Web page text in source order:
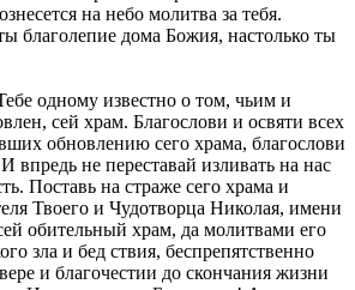
на небо молитва за тебя.
благолепие дома Божия, настолько ты
одному известно о том, чьим и
сей храм. Благослови и освяти всех
обновлению сего храма, благослови
впредь не переставай изливать на нас
Поставь на страже сего храма и
Твоего и Чудотворца Николая, имени
обительный храм, да молитвами его
зла и бед ствия, беспрепятственно
и благочестии до скончания жизни